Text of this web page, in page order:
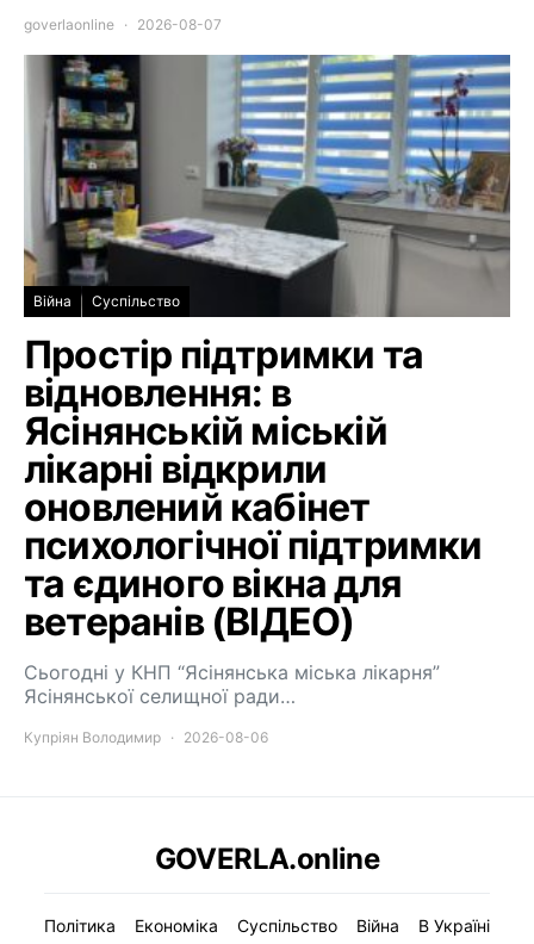
goverlaonline 2026-08-07
Війна Суспільство
Простір підтримки та
відновлення: в
Ясінянській міській
лікарні відкрили
оновлений кабінет
психологічної підтримки
та єдиного вікна для
ветеранів (ВІДЕО)
Сьогодні у КНП “Ясінянська міська лікарня”
Ясінянської селищної ради…
Купріян Володимир 2026-08-06
GOVERLA.online
Політика Економіка Суспільство Війна В Україні